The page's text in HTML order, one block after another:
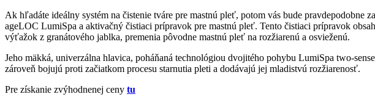
Ak hľadáte ideálny systém na čistenie tváre pre mastnú pleť, potom vás bude pravdepodobne
ageLOC LumiSpa a aktivačný čistiaci prípravok pre mastnú pleť. Tento čistiaci prípravok
výťažok z granátového jablka, premenia pôvodne mastnú pleť na rozžiarenú a osvieženú.
Jeho mäkká, univerzálna hlavica, poháňaná technológiou dvojitého pohybu LumiSpa two-
zároveň bojujú proti začiatkom procesu starnutia pleti a dodávajú jej mladistvú rozžiarenosť.
Pre získanie zvýhodnenej ceny tu